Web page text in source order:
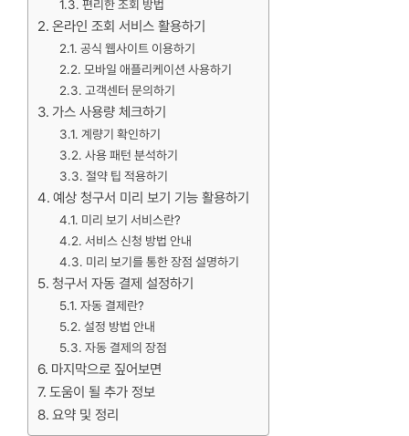
편리한 조회 방법
온라인 조회 서비스 활용하기
공식 웹사이트 이용하기
모바일 애플리케이션 사용하기
고객센터 문의하기
가스 사용량 체크하기
계량기 확인하기
사용 패턴 분석하기
절약 팁 적용하기
예상 청구서 미리 보기 기능 활용하기
미리 보기 서비스란?
서비스 신청 방법 안내
미리 보기를 통한 장점 설명하기
청구서 자동 결제 설정하기
자동 결제란?
설정 방법 안내
자동 결제의 장점
마지막으로 짚어보면
도움이 될 추가 정보
요약 및 정리